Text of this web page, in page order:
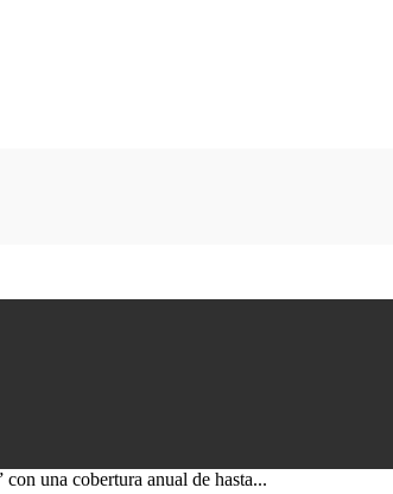
una cobertura anual de hasta...